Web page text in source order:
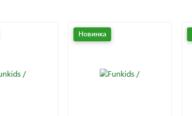
Новинка